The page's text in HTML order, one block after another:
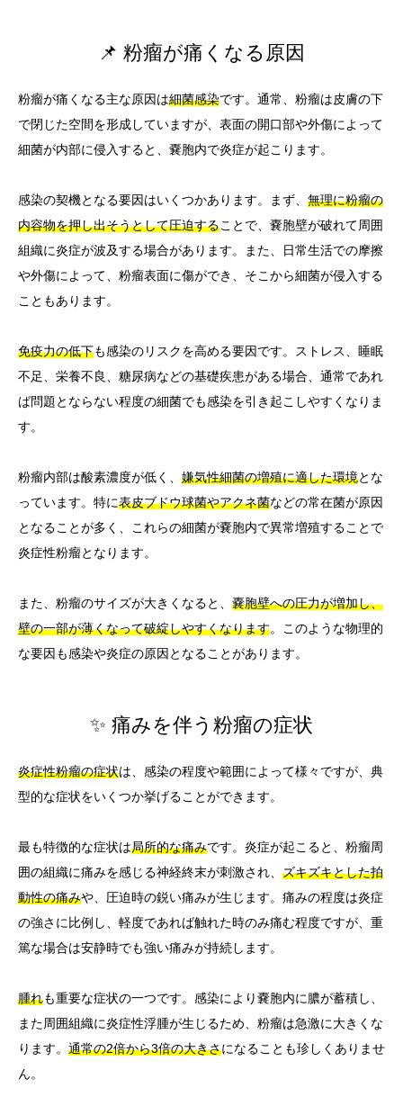
📌 粉瘤が痛くなる原因
粉瘤が痛くなる主な原因は細菌感染です。通常、粉瘤は皮膚の下
で閉じた空間を形成していますが、表面の開口部や外傷によって
細菌が内部に侵入すると、嚢胞内で炎症が起こります。
感染の契機となる要因はいくつかあります。まず、 無理に粉瘤の
内容物を押し出そうとして圧迫することで、嚢胞壁が破れて周囲
組織に炎症が波及する場合があります。また、日常生活での摩擦
や外傷によって、粉瘤表面に傷ができ、そこから細菌が侵入する
こともあります。
免疫力の低下も感染のリスクを高める要因です。ストレス、睡眠
不足、栄養不良、糖尿病などの基礎疾患がある場合、通常であれ
ば問題とならない程度の細菌でも感染を引き起こしやすくなりま
す。
粉瘤内部は酸素濃度が低く、 嫌気性細菌の増殖に適した環境とな
っています。特に表皮ブドウ球菌やアクネ菌などの常在菌が原因
となることが多く、これらの細菌が嚢胞内で異常増殖することで
炎症性粉瘤となります。
また、粉瘤のサイズが大きくなると、 嚢胞壁への圧力が増加し、
壁の一部が薄くなって破綻しやすくなります。このような物理的
な要因も感染や炎症の原因となることがあります。
✨ 痛みを伴う粉瘤の症状
炎症性粉瘤の症状は、感染の程度や範囲によって様々ですが、典
型的な症状をいくつか挙げることができます。
最も特徴的な症状は局所的な痛みです。炎症が起こると、粉瘤周
囲の組織に痛みを感じる神経終末が刺激され、 ズキズキとした拍
動性の痛みや、圧迫時の鋭い痛みが生じます。痛みの程度は炎症
の強さに比例し、軽度であれば触れた時のみ痛む程度ですが、重
篤な場合は安静時でも強い痛みが持続します。
腫れも重要な症状の一つです。感染により嚢胞内に膿が蓄積し、
また周囲組織に炎症性浮腫が生じるため、粉瘤は急激に大きくな
ります。 通常の2倍から3倍の大きさになることも珍しくありませ
ん。